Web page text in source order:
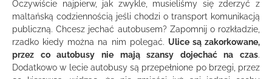
Oczywiście najpierw, jak zwykle, musieliśmy się zderzyć z
maltańską codziennością jeśli chodzi o transport komunikacją
publiczną. Chcesz jechać autobusem? Zapomnij o rozkładzie,
rzadko kiedy można na nim polegać. Ulice są zakorkowane,
przez co autobusy nie mają szansy dojechać na czas.
Dodatkowo w lecie autobusy są przepełnione po brzegi, przez